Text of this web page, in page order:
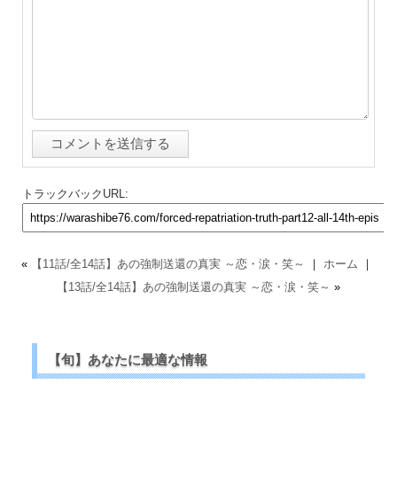
トラックバックURL:
« 【11話/全14話】あの強制送還の真実 ～恋・涙・笑～ ｜ ホーム ｜
【13話/全14話】あの強制送還の真実 ～恋・涙・笑～ »
【旬】あなたに最適な情報